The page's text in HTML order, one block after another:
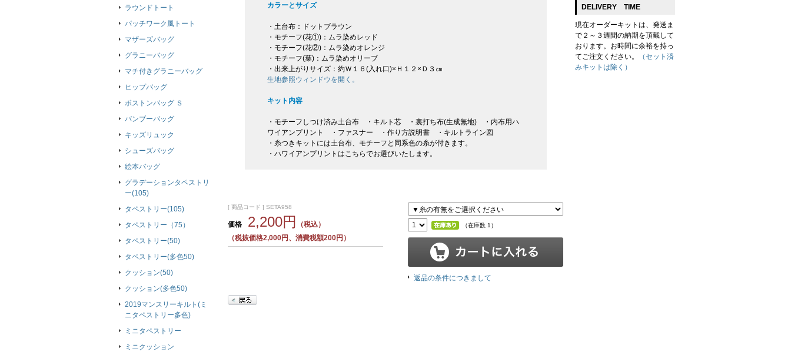
カラーとサイズ
・土台布：ドットブラウン
・モチーフ(花①)：ムラ染めレッド
・モチーフ(花②)：ムラ染めオレンジ
・モチーフ(葉)：ムラ染めオリーブ
・出来上がりサイズ：約Ｗ１６(入れ口)×Ｈ１２×Ｄ３㎝
生地参照ウィンドウを開く。
キット内容
・モチーフしつけ済み土台布 ・キルト芯 ・裏打ち布(生成無地) ・内布用ハ
ワイアンプリント ・ファスナー ・作り方説明書 ・キルトライン図
・糸つきキットには土台布、モチーフと同系色の糸が付きます。
・ハワイアンプリントはこちらでお選びいたします。
[ 商品コード ] SETA958
価格 2,200円
（税込）
（税抜価格2,000円、消費税額200円）
（在庫数 1）
返品の条件につきまして
ラウンドトート
パッチワーク風トート
マザーズバッグ
グラニーバッグ
マチ付きグラニーバッグ
ヒップバッグ
ボストンバッグ Ｓ
バンブーバッグ
キッズリュック
シューズバッグ
絵本バッグ
グラデーションタペストリ
ー(105)
タペストリー(105)
タペストリー（75）
タペストリー(50)
タペストリー(多色50)
クッション(50)
クッション(多色50)
2019マンスリーキルト(ミ
ニタペストリー多色)
ミニタペストリー
ミニクッション
DELIVERY TIME
現在オーダーキットは、発送ま
で２～３週間の納期を頂戴して
おります。お時間に余裕を持っ
てご注文ください。
（セット済
みキットは除く）